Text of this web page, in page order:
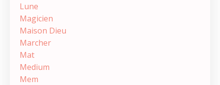
Lune
Magicien
Maison Dieu
Marcher
Mat
Medium
Mem